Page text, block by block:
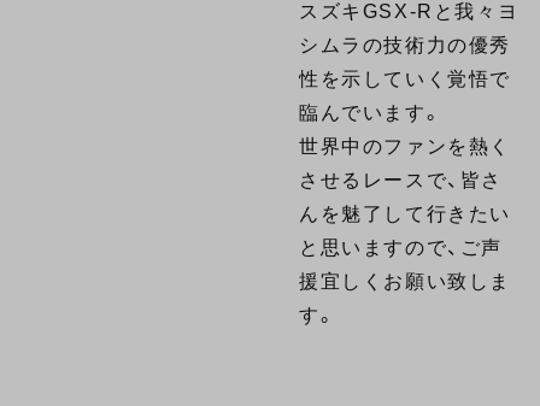
スズキGSX-Rと我々ヨ
シムラの技術力の優秀
性を示していく覚悟で
臨んでいます。
世界中のファンを熱く
させるレースで、皆さ
んを魅了して行きたい
と思いますので、ご声
援宜しくお願い致しま
す。